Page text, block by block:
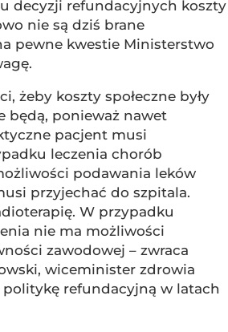
decyzji refundacyjnych koszty
nie są dziś brane
pewne kwestie Ministerstwo
żeby koszty społeczne były
będą, ponieważ nawet
pacjent musi
leczenia chorób
podawania leków
przyjechać do szpitala.
W przypadku
nie ma możliwości
zawodowej – zwraca
wiceminister zdrowia
refundacyjną w latach